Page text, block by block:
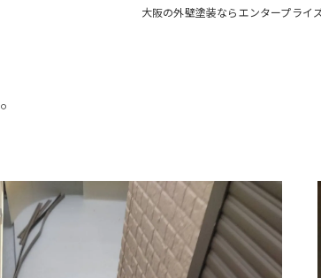
大阪の外壁塗装ならエンタープライ